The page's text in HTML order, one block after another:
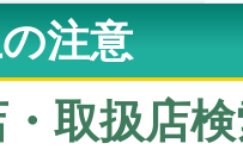
注意
・取扱店